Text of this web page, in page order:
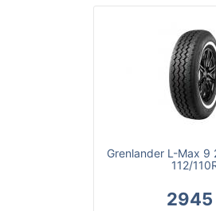
Grenlander L-Max 9
112/
2945